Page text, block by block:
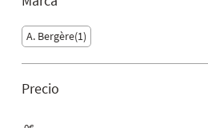
A. Bergère 1
Precio